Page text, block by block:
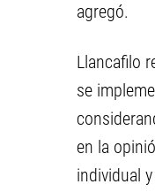
agregó.
Llancafilo
se
en la
individual